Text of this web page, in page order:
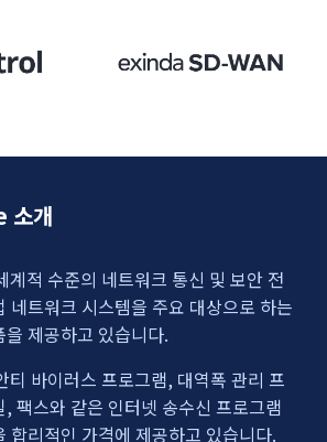
소개
적 수준의 네트워크 통신 및 보안 전
네트워크 시스템을 주요 대상으로 하는
제공하고 있습니다.
바이러스 프로그램, 대역폭 관리 프
팩스와 같은 인터넷 송수신 프로그램
합리적인 가격에 제공하고 있습니다.